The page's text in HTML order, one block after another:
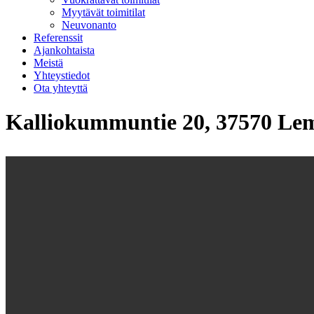
Myytävät toimitilat
Neuvonanto
Referenssit
Ajankohtaista
Meistä
Yhteystiedot
Ota yhteyttä
Kalliokummuntie 20, 37570